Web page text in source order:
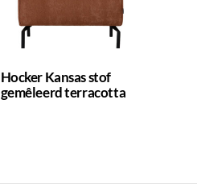
Hocker Kansas stof
gemêleerd terracotta